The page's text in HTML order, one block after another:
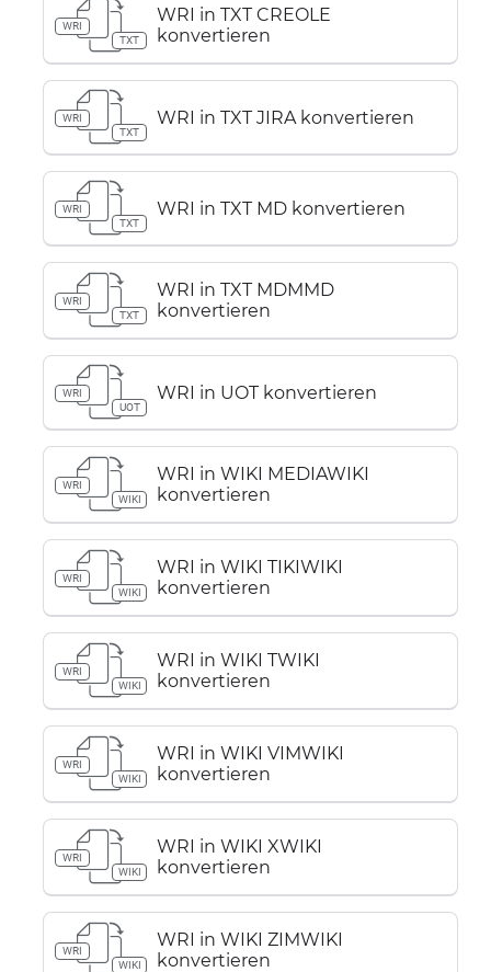
WRI
TXT
WRI in TXT CREOLE
konvertieren
WRI
TXT
WRI in TXT JIRA konvertieren
WRI
TXT
WRI in TXT MD konvertieren
WRI
TXT
WRI in TXT MDMMD
konvertieren
WRI
UOT
WRI in UOT konvertieren
WRI
WIKI
WRI in WIKI MEDIAWIKI
konvertieren
WRI
WIKI
WRI in WIKI TIKIWIKI
konvertieren
WRI
WIKI
WRI in WIKI TWIKI
konvertieren
WRI
WIKI
WRI in WIKI VIMWIKI
konvertieren
WRI
WIKI
WRI in WIKI XWIKI
konvertieren
WRI
WIKI
WRI in WIKI ZIMWIKI
konvertieren